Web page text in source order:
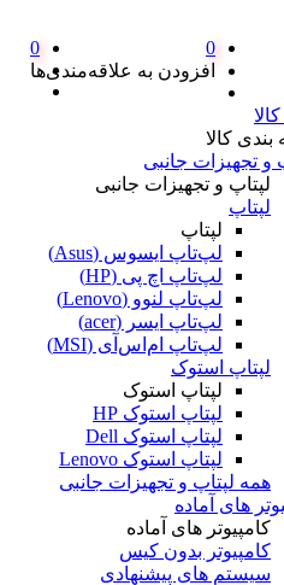
0
افزودن به علاقه‌مندی‌ها
0
بندی کالا
و تجهیزات جانبی
لپتاپ و تجهیزات جانبی
لپتاپ
لپتاپ
لپ‌تاپ ایسوس (Asus)
لپ‌تاپ اچ پی (HP)
لپ‌تاپ لنوو (Lenovo)
لپ‌تاپ ایسر (acer)
لپ‌تاپ ام‌اس‌آی (MSI)
لپتاپ استوک
لپتاپ استوک
لپتاپ استوک HP
لپتاپ استوک Dell
لپتاپ استوک Lenovo
همه لپتاپ و تجهیزات جانبی
های آماده
کامپیوتر های آماده
کامپیوتر بدون کیس
سیستم های پیشنهادی